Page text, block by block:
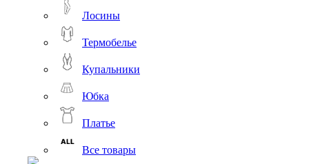
Лосины
Термобелье
Купальники
Юбка
Платье
Все товары